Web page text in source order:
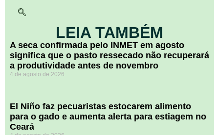
LEIA TAMBÉM
A seca confirmada pelo INMET em agosto
significa que o pasto ressecado não recuperará
a produtividade antes de novembro
4 de agosto de 2026
El Niño faz pecuaristas estocarem alimento
para o gado e aumenta alerta para estiagem no
Ceará